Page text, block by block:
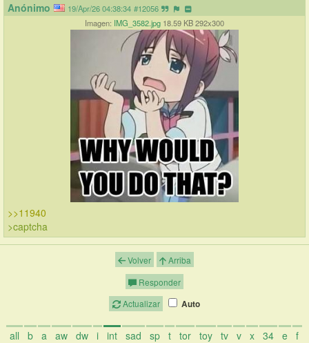
Anónimo
19/Apr/26 04:38:34 #12056
Imagen: IMG_3582.jpg 18.59 KB 292x300
>>11940
>captcha
Volver
Arriba
Responder
Actualizar
Auto
all b a aw dw i int sad sp t tor toy tv v x 34 e f